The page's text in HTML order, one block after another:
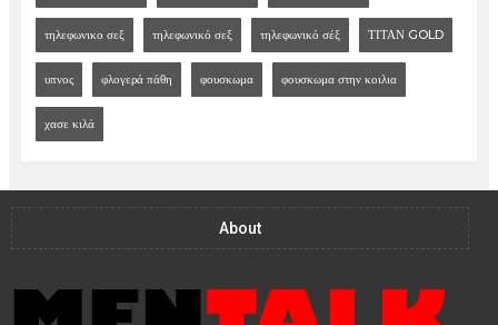
τηλεφωνικο σεξ τηλεφωνικό σεξ τηλεφωνικό σέξ ΤΙΤΑΝ GOLD
υπνος φλογερά πάθη φουσκωμα φουσκωμα στην κοιλια
χασε κιλά
About